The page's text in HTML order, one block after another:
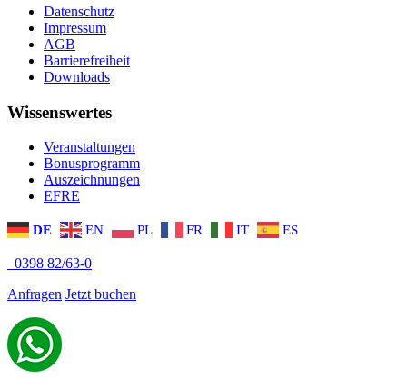
Datenschutz
Impressum
AGB
Barrierefreiheit
Downloads
Wissenswertes
Veranstaltungen
Bonusprogramm
Auszeichnungen
EFRE
DE EN PL FR IT ES
0398 82/63-0
Anfragen Jetzt buchen